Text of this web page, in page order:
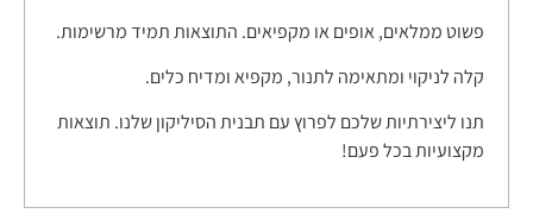
פשוט ממלאים, אופים או מקפיאים. התוצאות תמיד מרשימות.
קלה לניקוי ומתאימה לתנור, מקפיא ומדיח כלים.
תנו ליצירתיות שלכם לפרוץ עם תבנית הסיליקון שלנו. תוצאות
מקצועיות בכל פעם!